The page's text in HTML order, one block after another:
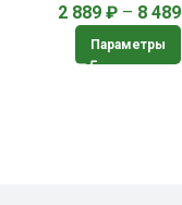
2 889 ₽ – 8 489
Параметры